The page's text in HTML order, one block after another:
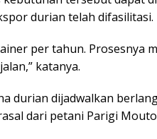
durian telah difasilitasi.
per tahun. Prosesnya
katanya.
durian dijadwalkan
dari petani Parigi